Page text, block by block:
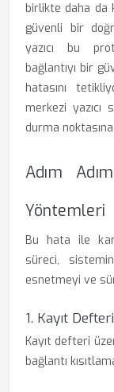
birlikte daha da
güvenli bir
yazıcı bu
bağlantıyı bir
hatasını
merkezi yazıcı
durma
Adım
Yöntemleri
Bu hata ile
süreci,
esnetmeyi ve
1. Kayıt
Kayıt defteri
bağlantı